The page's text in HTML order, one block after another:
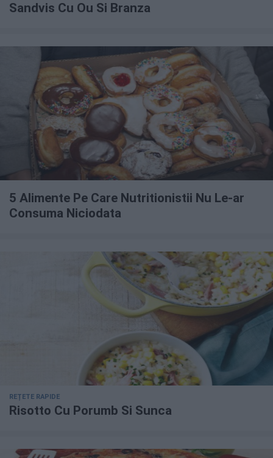
Sandvis Cu Ou Si Branza
5 Alimente Pe Care Nutritionistii Nu Le-ar
Consuma Niciodata
REȚETE RAPIDE
Risotto Cu Porumb Si Sunca